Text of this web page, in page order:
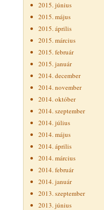
2015. június
2015. május
2015. április
2015. március
2015. február
2015. január
2014. december
2014. november
2014. október
2014. szeptember
2014. július
2014. május
2014. április
2014. március
2014. február
2014. január
2013. szeptember
2013. június